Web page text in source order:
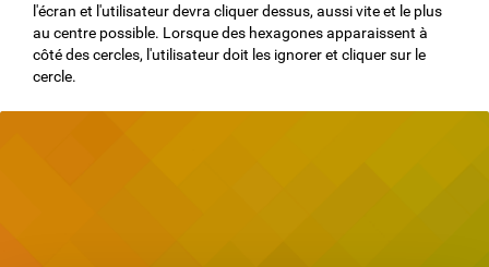
l'écran et l'utilisateur devra cliquer dessus, aussi vite et le plus
au centre possible. Lorsque des hexagones apparaissent à
côté des cercles, l'utilisateur doit les ignorer et cliquer sur le
cercle.